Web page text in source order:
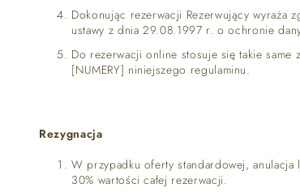
Dokonując rezerwacji Rezerwujący wyraża
ustawy z dnia 29.08.1997 r. o ochronie
Do rezerwacji online stosuje się takie same
[NUMERY] niniejszego regulaminu.
Rezygnacja
W przypadku oferty standardowej,
30% wartości całej rezerwacji.